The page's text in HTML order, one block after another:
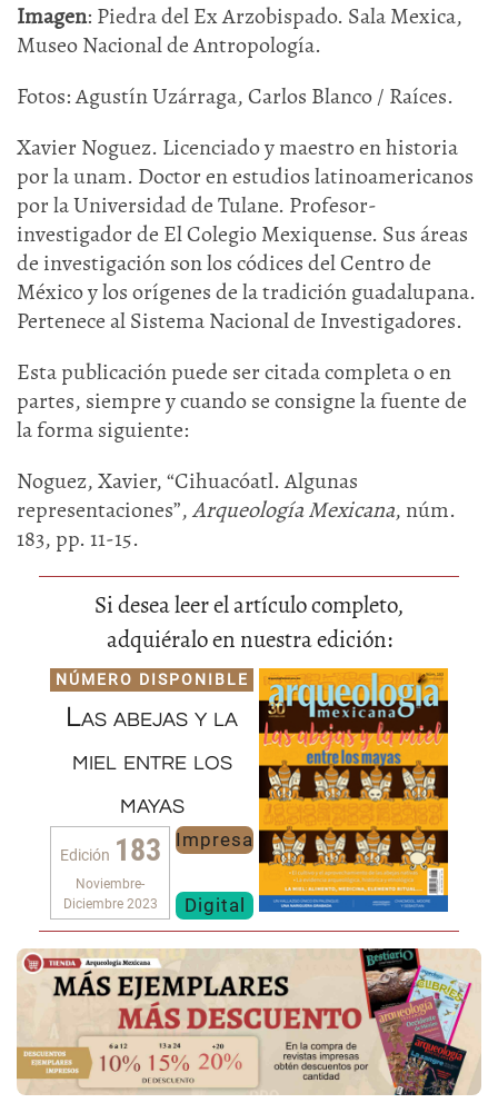
Imagen: Piedra del Ex Arzobispado. Sala Mexica,
Museo Nacional de Antropología.
Fotos: Agustín Uzárraga, Carlos Blanco / Raíces.
Xavier Noguez. Licenciado y maestro en historia
por la unam. Doctor en estudios latinoamericanos
por la Universidad de Tulane. Profesor-
investigador de El Colegio Mexiquense. Sus áreas
de investigación son los códices del Centro de
México y los orígenes de la tradición guadalupana.
Pertenece al Sistema Nacional de Investigadores.
Esta publicación puede ser citada completa o en
partes, siempre y cuando se consigne la fuente de
la forma siguiente:
Noguez, Xavier, “Cihuacóatl. Algunas
representaciones”,Arqueología Mexicana, núm.
183, pp. 11-15.
Si desea leer el artículo completo,
adquiéralo en nuestra edición:
NÚMERO DISPONIBLE
Las abejas y la
miel entre los
mayas
Edición 183
Noviembre-
Diciembre 2023
Impresa
Digital